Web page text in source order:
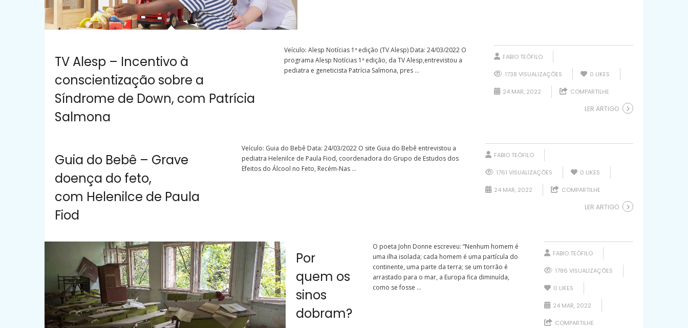
TV Alesp – Incentivo à
conscientização sobre a
Síndrome de Down, com Patrícia
Salmona
Veículo: Alesp Notícias 1ª edição (TV Alesp) Data: 24/03/2022 O
programa Alesp Notícias 1ª edição, da TV Alesp,entrevistou a
pediatra e geneticista Patrícia Salmona, pres ...
FABIO TEÓFILO
1738 VISUALIZAÇÕES 0 LIKES
24 MAR, 2022 COMPARTILHE
LER ARTIGO
Guia do Bebê – Grave
doença do feto,
com Helenilce de Paula
Fiod
Veículo: Guia do Bebê Data: 24/03/2022 O site Guia do Bebê entrevistou a
pediatra Helenilce de Paula Fiod, coordenadora do Grupo de Estudos dos
Efeitos do Álcool no Feto, Recém-Nas ...
FABIO TEÓFILO
1761 VISUALIZAÇÕES 0 LIKES
24 MAR, 2022 COMPARTILHE
LER ARTIGO
Por
quem os
sinos
dobram?
O poeta John Donne escreveu: “Nenhum homem é
uma ilha isolada; cada homem é uma partícula do
continente, uma parte da terra; se um torrão é
arrastado para o mar, a Europa fica diminuída,
como se fosse ...
FABIO TEÓFILO
1786 VISUALIZAÇÕES
0 LIKES
24 MAR, 2022
COMPARTILHE